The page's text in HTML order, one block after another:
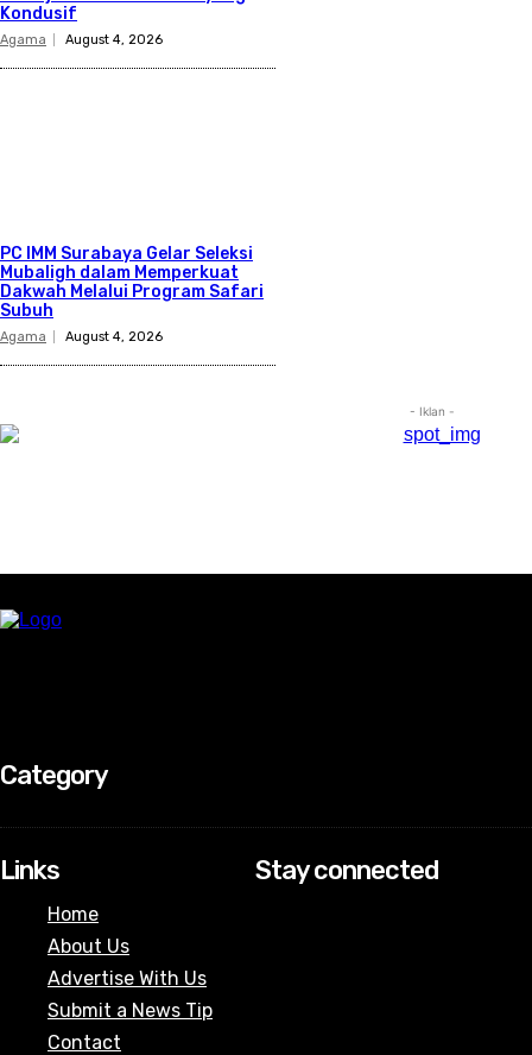
Kondusif
Agama August 4, 2026
PC IMM Surabaya Gelar Seleksi
Mubaligh dalam Memperkuat
Dakwah Melalui Program Safari
Subuh
Agama August 4, 2026
- Iklan -
Category
Links
Home
About Us
Advertise With Us
Submit a News Tip
Contact
Stay connected